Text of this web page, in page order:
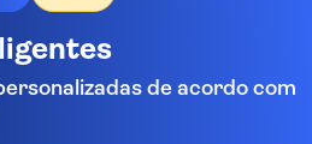
de acordo com